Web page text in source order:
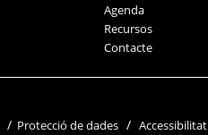
Agenda
Recursos
Contacte
Protecció de dades Accessibilitat